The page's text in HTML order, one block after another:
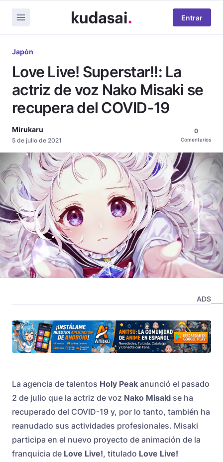
Entrar
Japón
Love Live! Superstar!!: La
actriz de voz Nako Misaki se
recupera del COVID-19
Mirukaru
5 de julio de 2021
0
Comentarios
ADS
La agencia de talentos Holy Peak anunció el pasado
2 de julio que la actriz de voz Nako Misaki se ha
recuperado del COVID-19 y, por lo tanto, también ha
reanudado sus actividades profesionales. Misaki
participa en el nuevo proyecto de animación de la
franquicia de Love Live!, titulado Love Live!